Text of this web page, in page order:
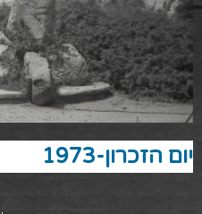
יום הזכרון-1973